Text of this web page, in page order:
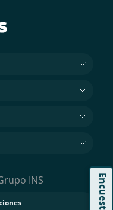
Encuesta
INS